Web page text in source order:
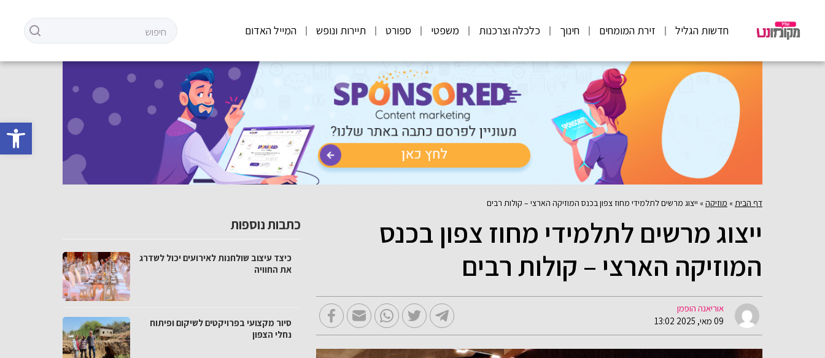
פתח
חדשות הגליל זירת המומחים חינוך כלכלה וצרכנות משפטי ספורט תיירות ונופש המייל האדום
דף הבית » מוזיקה» ייצוג מרשים לתלמידי מחוז צפון בכנס המוזיקה הארצי – קולות רבים
ייצוג מרשים לתלמידי מחוז צפון בכנס
המוזיקה הארצי – קולות רבים
אוריאנה הופמן
09 מאי, 2025 13:02
כתבות נוספות
כיצד עיצוב שולחנות לאירועים יכול לשדרג
את החוויה
סיור מקצועי בפרויקטים לשיקום ופיתוח
נחלי הצפון